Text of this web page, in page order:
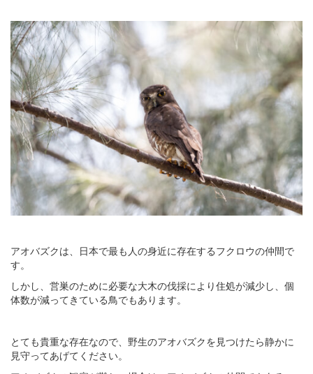
アオバズクは、日本で最も人の身近に存在するフクロウの仲間で
す。
しかし、営巣のために必要な大木の伐採により住処が減少し、個
体数が減ってきている鳥でもあります。
とても貴重な存在なので、野生のアオバズクを見つけたら静かに
見守ってあげてください。